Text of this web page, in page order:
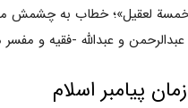
خطاب به چشمش می‌کند که در رثای ۶ نفر از فرزندان علی و ۵
و عبدالله -فقیه و
پیامبر اسلام